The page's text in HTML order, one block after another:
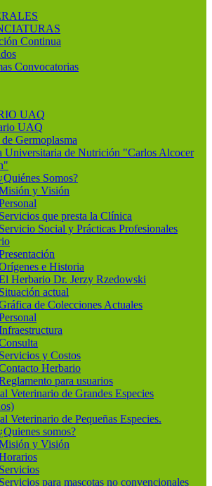
Continua
Convocatorias
UAQ
UAQ
Germoplasma
Universitaria de Nutrición "Carlos Alcocer
¿Quiénes Somos?
y Visión
Servicios que presta la Clínica
Servicio Social y Prácticas Profesionales
e Historia
Herbario Dr. Jerzy Rzedowski
Situación actual
de Colecciones Actuales
Servicios y Costos
Herbario
para usuarios
Veterinario de Grandes Especies
Veterinario de Pequeñas Especies.
¿Quienes somos?
y Visión
Servicios
Servicios para mascotas no convencionales